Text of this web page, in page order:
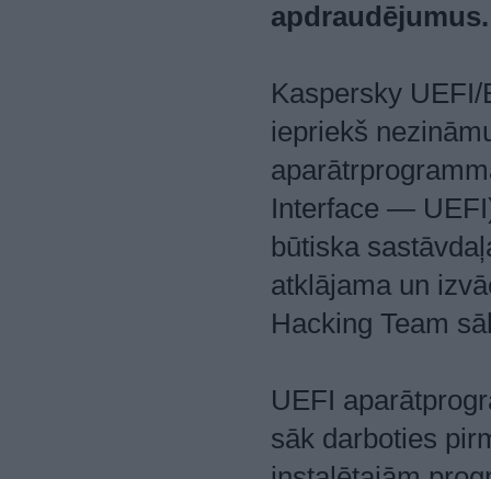
apdraudējumus.
Kaspersky
iepriekš
Interface —
būtiska
atklājama un
Hacking Team
UEFI
sāk darboties